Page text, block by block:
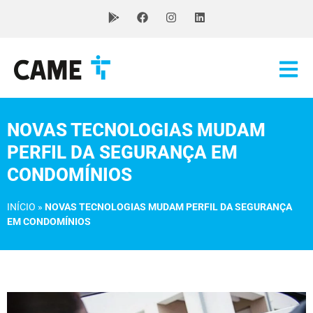
NOVAS TECNOLOGIAS MUDAM
PERFIL DA SEGURANÇA EM
CONDOMÍNIOS
INÍCIO » NOVAS TECNOLOGIAS MUDAM PERFIL DA SEGURANÇA
EM CONDOMÍNIOS